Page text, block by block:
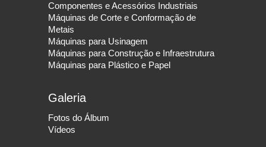
Componentes e Acessórios Industriais
Máquinas de Corte e Conformação de
Metais
Máquinas para Usinagem
Máquinas para Construção e Infraestrutura
Máquinas para Plástico e Papel
Galeria
Fotos do Álbum
Vídeos